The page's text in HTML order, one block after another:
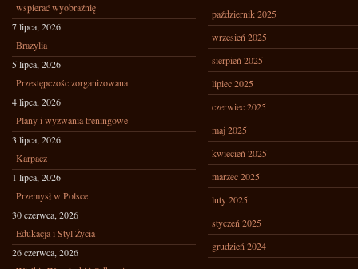
wspierać wyobraźnię
7 lipca, 2026
Brazylia
5 lipca, 2026
Przestępczośc zorganizowana
4 lipca, 2026
Plany i wyzwania treningowe
3 lipca, 2026
Karpacz
1 lipca, 2026
Przemysł w Polsce
30 czerwca, 2026
Edukacja i Styl Życia
26 czerwca, 2026
październik 2025
wrzesień 2025
sierpień 2025
lipiec 2025
czerwiec 2025
maj 2025
kwiecień 2025
marzec 2025
luty 2025
styczeń 2025
grudzień 2024